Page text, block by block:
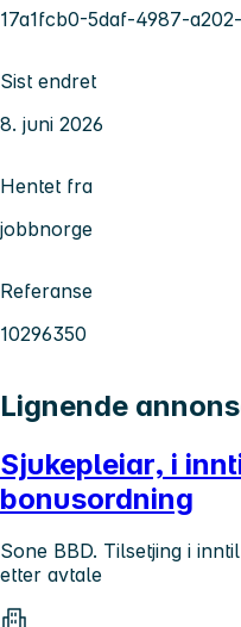
17a1fcb0-5daf-4987-
Sist endret
8. juni 2026
Hentet fra
jobbnorge
Referanse
10296350
Lignende
Sjukepleiar, i
bonusordning
Sone BBD. Tilsetjing i
etter avtale